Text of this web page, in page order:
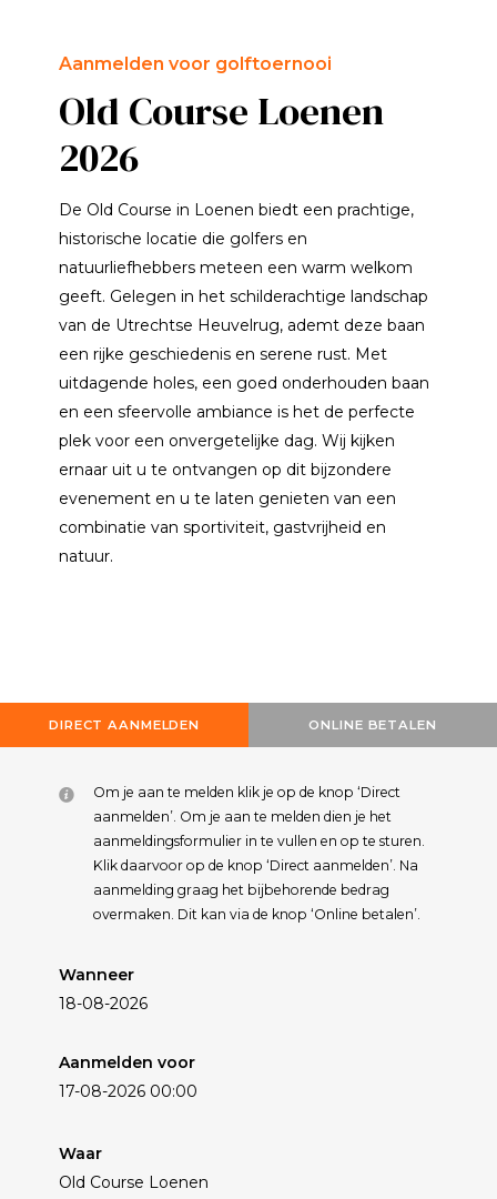
Aanmelden voor golftoernooi
Old Course Loenen
2026
De Old Course in Loenen biedt een prachtige,
historische locatie die golfers en
natuurliefhebbers meteen een warm welkom
geeft. Gelegen in het schilderachtige landschap
van de Utrechtse Heuvelrug, ademt deze baan
een rijke geschiedenis en serene rust. Met
uitdagende holes, een goed onderhouden baan
en een sfeervolle ambiance is het de perfecte
plek voor een onvergetelijke dag. Wij kijken
ernaar uit u te ontvangen op dit bijzondere
evenement en u te laten genieten van een
combinatie van sportiviteit, gastvrijheid en
natuur.
DIRECT AANMELDEN ONLINE BETALEN
Om je aan te melden klik je op de knop ‘Direct
aanmelden’. Om je aan te melden dien je het
aanmeldingsformulier in te vullen en op te sturen.
Klik daarvoor op de knop ‘Direct aanmelden’. Na
aanmelding graag het bijbehorende bedrag
overmaken. Dit kan via de knop ‘Online betalen’.
Wanneer
18-08-2026
Aanmelden voor
17-08-2026 00:00
Waar
Old Course Loenen